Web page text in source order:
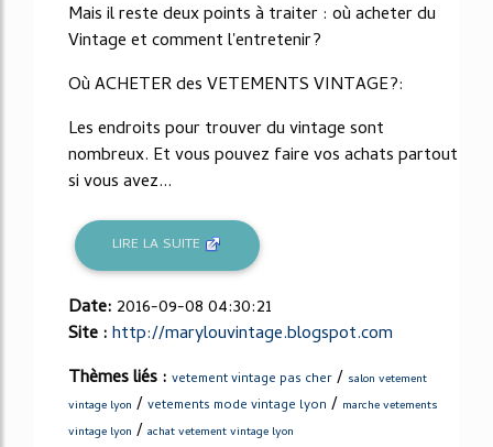
Mais il reste deux points à traiter : où acheter du
Vintage et comment l'entretenir?
Où ACHETER des VETEMENTS VINTAGE?:
Les endroits pour trouver du vintage sont
nombreux. Et vous pouvez faire vos achats partout
si vous avez...
LIRE LA SUITE
Date: 2016-09-08 04:30:21
Site :http://marylouvintage.blogspot.com
Thèmes liés : vetement vintage pas cher / salon vetement
vintage lyon / vetements mode vintage lyon / marche vetements
vintage lyon / achat vetement vintage lyon